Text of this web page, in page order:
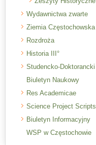
Wydawnictwa zwarte
Ziemia Częstochowska
Rozdroża
Historia III°
Studencko-Doktorancki
Biuletyn Naukowy
Res Academicae
Science Project Scripts
Biuletyn Informacyjny
WSP w Częstochowie